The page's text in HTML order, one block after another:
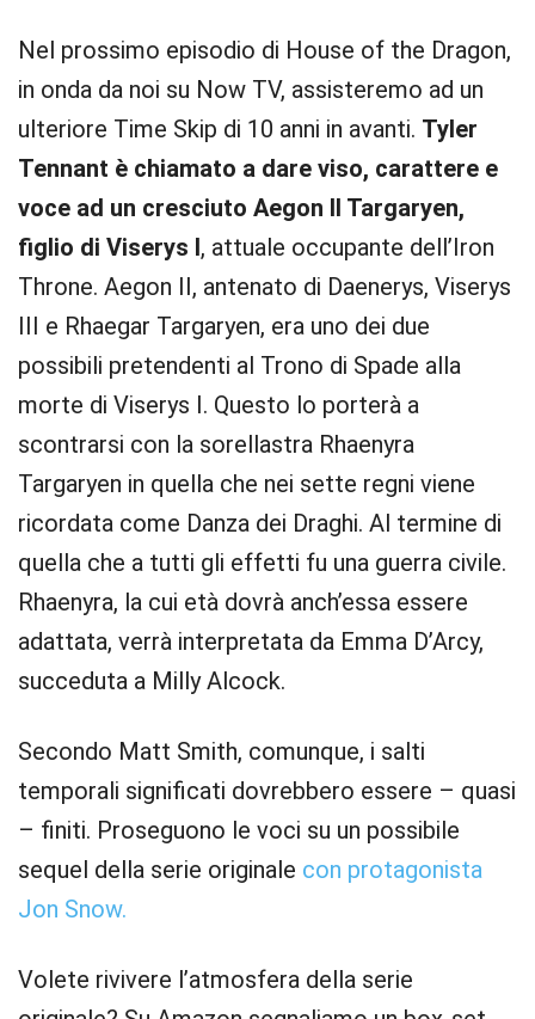
Nel prossimo episodio di House of the Dragon,
in onda da noi su Now TV, assisteremo ad un
ulteriore Time Skip di 10 anni in avanti. Tyler
Tennant è chiamato a dare viso, carattere e
voce ad un cresciuto Aegon II Targaryen,
figlio di Viserys I, attuale occupante dell’Iron
Throne. Aegon II, antenato di Daenerys, Viserys
III e Rhaegar Targaryen, era uno dei due
possibili pretendenti al Trono di Spade alla
morte di Viserys I. Questo lo porterà a
scontrarsi con la sorellastra Rhaenyra
Targaryen in quella che nei sette regni viene
ricordata come Danza dei Draghi. Al termine di
quella che a tutti gli effetti fu una guerra civile.
Rhaenyra, la cui età dovrà anch’essa essere
adattata, verrà interpretata da Emma D’Arcy,
succeduta a Milly Alcock.
Secondo Matt Smith, comunque, i salti
temporali significati dovrebbero essere – quasi
– finiti. Proseguono le voci su un possibile
sequel della serie originale con protagonista
Jon Snow.
Volete rivivere l’atmosfera della serie